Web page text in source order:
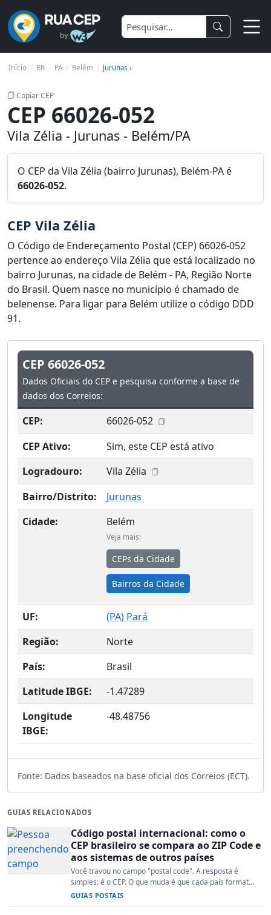
Início BR PA Belém Jurunas ›
Copiar CEP
CEP 66026-052
Vila Zélia - Jurunas - Belém/PA
O CEP da Vila Zélia (bairro Jurunas), Belém-PA é
66026-052.
CEP Vila Zélia
O Código de Endereçamento Postal (CEP) 66026-052
pertence ao endereço Vila Zélia que está localizado no
bairro Jurunas, na cidade de Belém - PA, Região Norte
do Brasil. Quem nasce no município é chamado de
belenense. Para ligar para Belém utilize o código DDD
91.
CEP 66026-052
Dados Oficiais do CEP e pesquisa conforme a base de
dados dos Correios:
CEP:
66026-052
CEP Ativo:
Sim, este CEP está ativo
Logradouro:
Vila Zélia
Bairro/Distrito:
Jurunas
Cidade:
Belém
Veja mais:
CEPs da Cidade
Bairros da Cidade
UF: (PA) Pará
Região:
Norte
País:
Brasil
Latitude IBGE:
-1.47289
Longitude
IBGE:
-48.48756
Fonte: Dados baseados na base oficial dos Correios (ECT).
GUIAS RELACIONADOS
Código postal internacional: como o
CEP brasileiro se compara ao ZIP Code e
aos sistemas de outros países
Você travou no campo "postal code". A resposta é
simples: é o CEP. O que muda é que cada país format...
GUIAS POSTAIS